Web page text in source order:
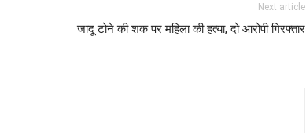
Next article
जादू टोने की शक पर महिला की हत्या, दो आरोपी गिरफ्तार